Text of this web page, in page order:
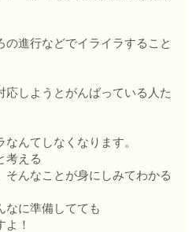
の進行などでイライラすること
応しようとがんばっている人た
んてしなくなります。
考える
そんなことが身にしみてわかる
なに準備してても
！